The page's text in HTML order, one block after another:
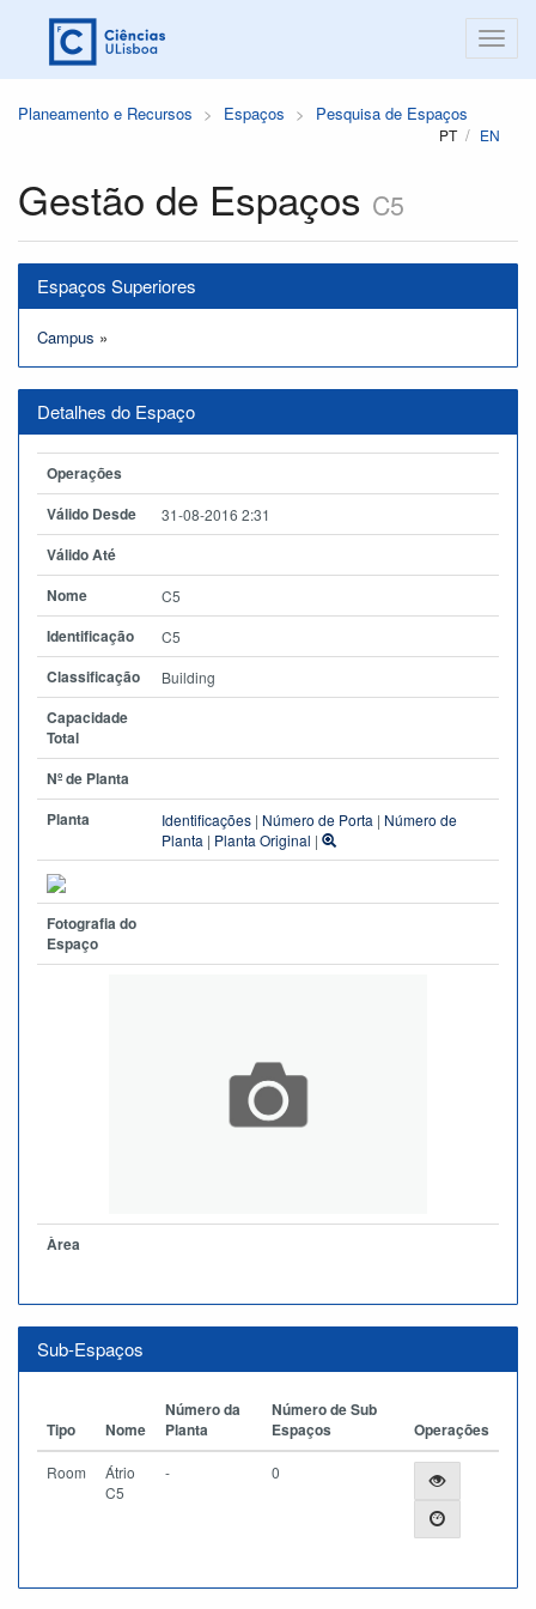
Planeamento e Recursos Espaços Pesquisa de Espaços
PT EN
Gestão de Espaços C5
Espaços Superiores
Campus »
Detalhes do Espaço
Operações
Válido Desde
31-08-2016 2:31
Válido Até
Nome
C5
Identificação C5
Classificação Building
Capacidade
Total
Nº de Planta
Planta
Identificações | Número de Porta | Número de
Planta | Planta Original |
Fotografia do
Espaço
Àrea
Sub-Espaços
Tipo Nome
Número da
Planta
Número de Sub
Espaços
Operações
Room
Átrio
C5
- 0